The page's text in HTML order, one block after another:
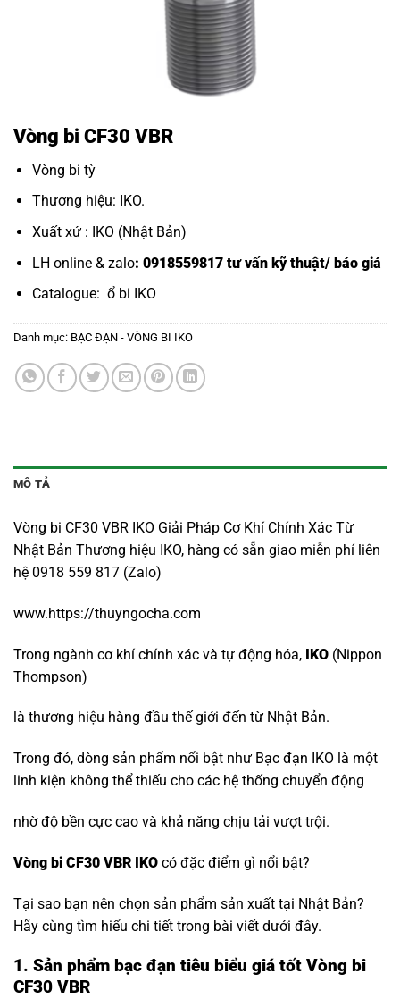
Vòng bi CF30 VBR
Vòng bi tỳ
Thương hiệu: IKO.
Xuất xứ : IKO (Nhật Bản)
LH online & zalo: 0918559817 tư vấn kỹ thuật/ báo giá
Catalogue: ổ bi IKO
Danh mục: BẠC ĐẠN - VÒNG BI IKO
MÔ TẢ
Vòng bi CF30 VBR IKO Giải Pháp Cơ Khí Chính Xác Từ
Nhật Bản Thương hiệu IKO, hàng có sẵn giao miễn phí liên
hệ 0918 559 817 (Zalo)
www.https://thuyngocha.com
Trong ngành cơ khí chính xác và tự động hóa, IKO (Nippon
Thompson)
là thương hiệu hàng đầu thế giới đến từ Nhật Bản.
Trong đó, dòng sản phẩm nổi bật như Bạc đạn IKO là một
linh kiện không thể thiếu cho các hệ thống chuyển động
nhờ độ bền cực cao và khả năng chịu tải vượt trội.
Vòng bi CF30 VBR IKO có đặc điểm gì nổi bật?
Tại sao bạn nên chọn sản phẩm sản xuất tại Nhật Bản?
Hãy cùng tìm hiểu chi tiết trong bài viết dưới đây.
1. Sản phẩm bạc đạn tiêu biểu giá tốt Vòng bi
CF30 VBR